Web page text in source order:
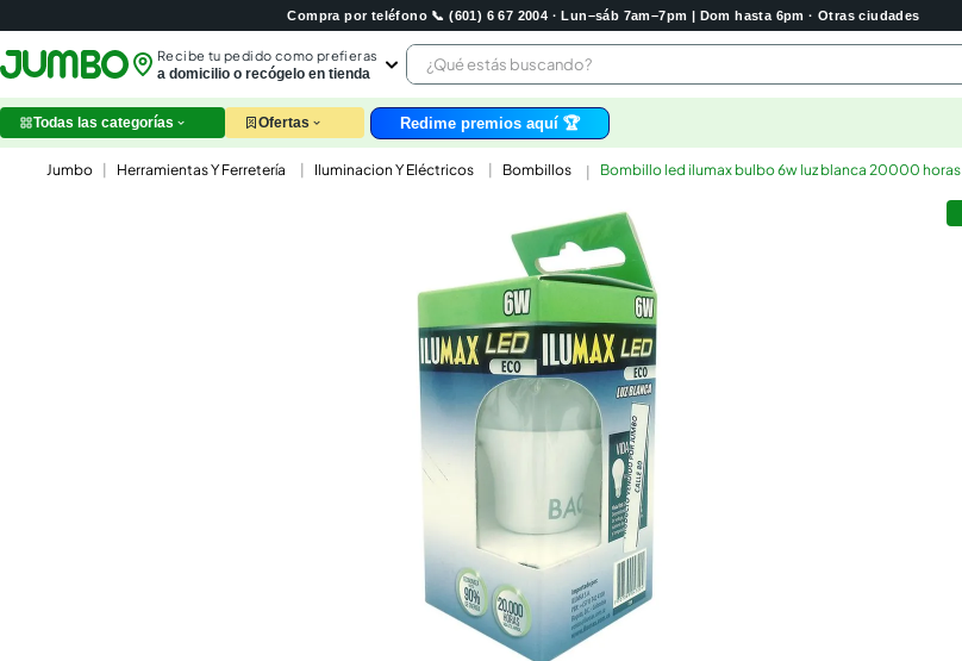
Compra por teléfono 📞 (601) 6 67 2004 · Lun–sáb 7am–7pm | Dom hasta 6pm · Otras ciudades
Recibe tu pedido como prefieras
a domicilio o recógelo en tienda
¿Qué estás buscando?
leche
huevos
nutribela
papel higienico
galletas
aceite
queso
pollo
carne
Todas las categorías Ofertas Redime premios aquí 🏆
Herramientas Y Ferretería Iluminacion Y Eléctricos Bombillos Bombillo led ilumax bulbo 6w luz blanca 20000 horas